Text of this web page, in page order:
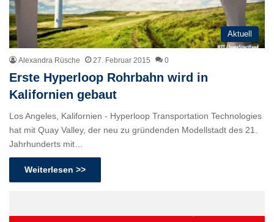
Aktuell
Alexandra Rüsche 27. Februar 2015 0
Erste Hyperloop Rohrbahn wird in
Kalifornien gebaut
Los Angeles, Kalifornien - Hyperloop Transportation Technologies
hat mit Quay Valley, der neu zu gründenden Modellstadt des 21.
Jahrhunderts mit…
Weiterlesen >>